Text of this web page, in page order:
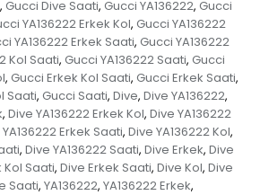
, Gucci Dive Saati, Gucci YA136222, Gucci
YA136222 Erkek Kol, Gucci YA136222
YA136222 Erkek Saati, Gucci YA136222
Kol Saati, Gucci YA136222 Saati, Gucci
, Gucci Erkek Kol Saati, Gucci Erkek Saati,
Saati, Gucci Saati, Dive, Dive YA136222,
, Dive YA136222 Erkek Kol, Dive YA136222
Erkek Saati, Dive YA136222 Kol,
, Dive YA136222 Saati, Dive Erkek, Dive
Kol Saati, Dive Erkek Saati, Dive Kol, Dive
Saati, YA136222, YA136222 Erkek,